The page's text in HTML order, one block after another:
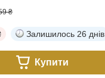
₴
Залишилось 26 днів
Купити